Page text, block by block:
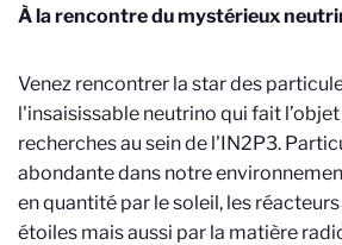
À la rencontre du mystérieux
Venez rencontrer la star des
l'insaisissable neutrino qui fait
recherches au sein de l'IN2P3.
abondante dans notre
en quantité par le soleil, les
étoiles mais aussi par la matière